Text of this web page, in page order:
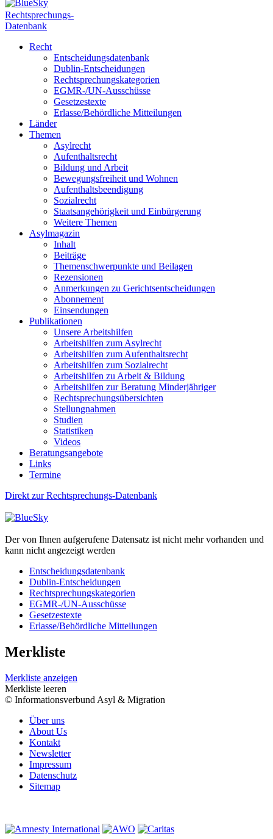
Rechtsprechungs-
Datenbank
Recht
Entscheidungsdatenbank
Dublin-Entscheidungen
Rechtsprechungskategorien
EGMR-/UN-Ausschüsse
Gesetzestexte
Erlasse/Behördliche Mitteilungen
Länder
Themen
Asylrecht
Aufenthaltsrecht
Bildung und Arbeit
Bewegungsfreiheit und Wohnen
Aufenthaltsbeendigung
Sozialrecht
Staatsangehörigkeit und Einbürgerung
Weitere Themen
Asylmagazin
Inhalt
Beiträge
Themenschwerpunkte und Beilagen
Rezensionen
Anmerkungen zu Gerichtsentscheidungen
Abonnement
Einsendungen
Publikationen
Unsere Arbeitshilfen
Arbeitshilfen zum Asylrecht
Arbeitshilfen zum Aufenthaltsrecht
Arbeitshilfen zum Sozialrecht
Arbeitshilfen zu Arbeit & Bildung
Arbeitshilfen zur Beratung Minderjähriger
Rechtsprechungsübersichten
Stellungnahmen
Studien
Statistiken
Videos
Beratungsangebote
Links
Termine
Direkt zur Rechtsprechungs-Datenbank
Der von Ihnen aufgerufene Datensatz ist nicht mehr vorhanden und
kann nicht angezeigt werden
Entscheidungsdatenbank
Dublin-Entscheidungen
Rechtsprechungskategorien
EGMR-/UN-Ausschüsse
Gesetzestexte
Erlasse/Behördliche Mitteilungen
Merkliste
Merkliste anzeigen
Merkliste leeren
© Informationsverbund Asyl & Migration
Über uns
About Us
Kontakt
Newsletter
Impressum
Datenschutz
Sitemap